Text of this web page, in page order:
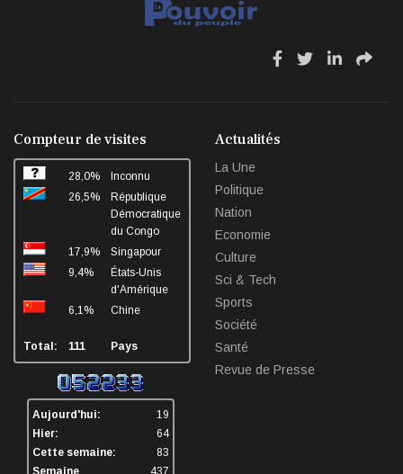
fa
fa
fa
fa
Compteur de visites
28,0%
Inconnu
26,5%
République
Démocratique
du Congo
17,9%
Singapour
9,4%
États-Unis
d'Amérique
6,1%
Chine
Total: 111 Pays
Aujourd'hui:
19
Hier:
64
Cette semaine:
83
Actualités
La Une
Politique
Nation
Economie
Culture
Sci & Tech
Sports
Société
Santé
Revue de Presse